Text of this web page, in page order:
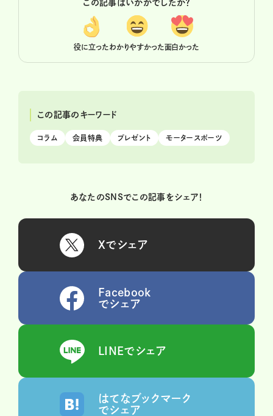
この記事はいかがでしたか？
役に立ったわかりやすかった面白かった
この記事のキーワード
コラム 会員特典 プレゼント モータースポーツ
あなたのSNSでこの記事をシェア！
Xでシェア
Facebook
でシェア
LINEでシェア
はてなブックマーク
でシェア